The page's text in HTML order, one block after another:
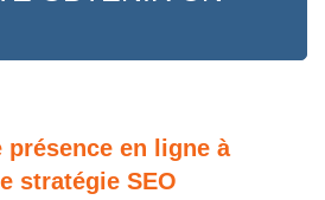
en ligne à
stratégie SEO